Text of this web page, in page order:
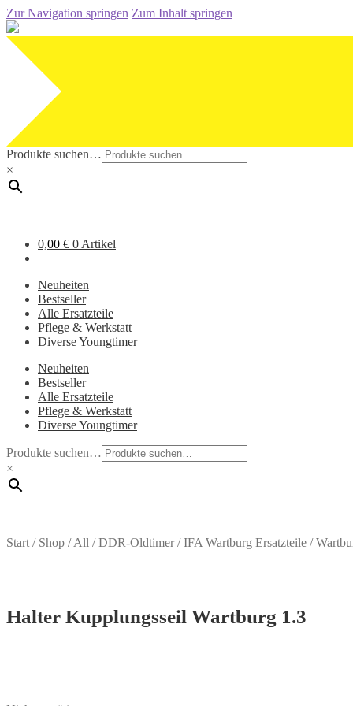
Zur Navigation springen Zum Inhalt springen
Produkte suchen…
×
0,00 € 0 Artikel
Neuheiten
Bestseller
Alle Ersatzteile
Pflege & Werkstatt
Diverse Youngtimer
Neuheiten
Bestseller
Alle Ersatzteile
Pflege & Werkstatt
Diverse Youngtimer
Produkte suchen…
×
Start / Shop /All /DDR-Oldtimer/IFA Wartburg Ersatzteile /
Halter Kupplungsseil Wartburg 1.3